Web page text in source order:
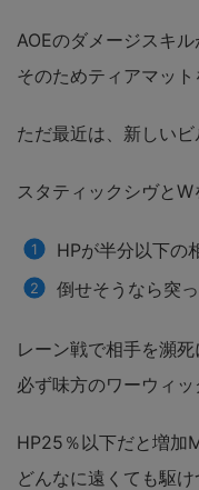
AOEのダメージスキル
そのためティアマット
ただ最近は、新しいビ
スタティックシヴとW
HPが半分以下の
倒せそうなら突
レーン戦で相手を瀕死
必ず味方のワーウィッ
HP25％以下だと増加
どんなに遠くても駆け